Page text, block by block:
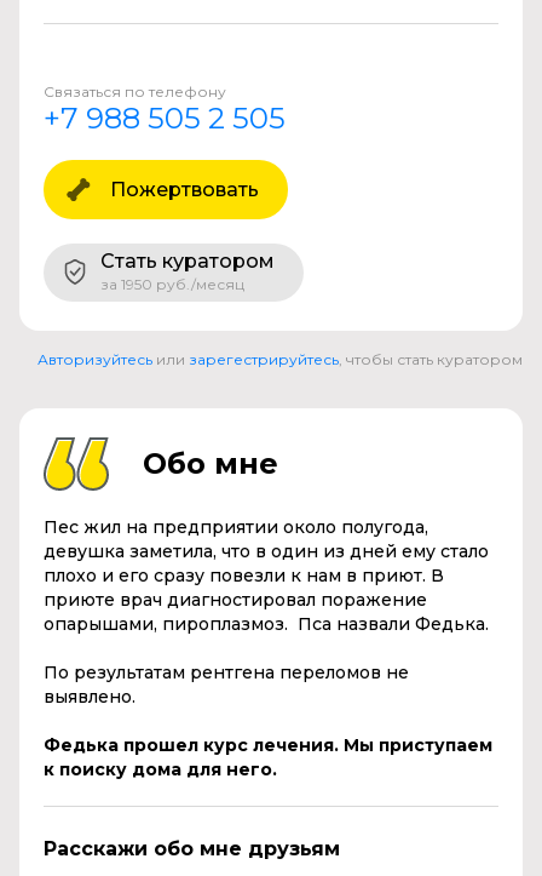
Связаться по телефону
+7 988 505 2 505
Пожертвовать
Стать куратором
за 1950 руб./месяц
Авторизуйтесь или зарегестрируйтесь , чтобы стать куратором
Обо мне
Пес жил на предприятии около полугода,
девушка заметила, что в один из дней ему стало
плохо и его сразу повезли к нам в приют. В
приюте врач диагностировал поражение
опарышами, пироплазмоз. Пса назвали Федька.
По результатам рентгена переломов не
выявлено.
Федька прошел курс лечения. Мы приступаем
к поиску дома для него.
Расскажи обо мне друзьям